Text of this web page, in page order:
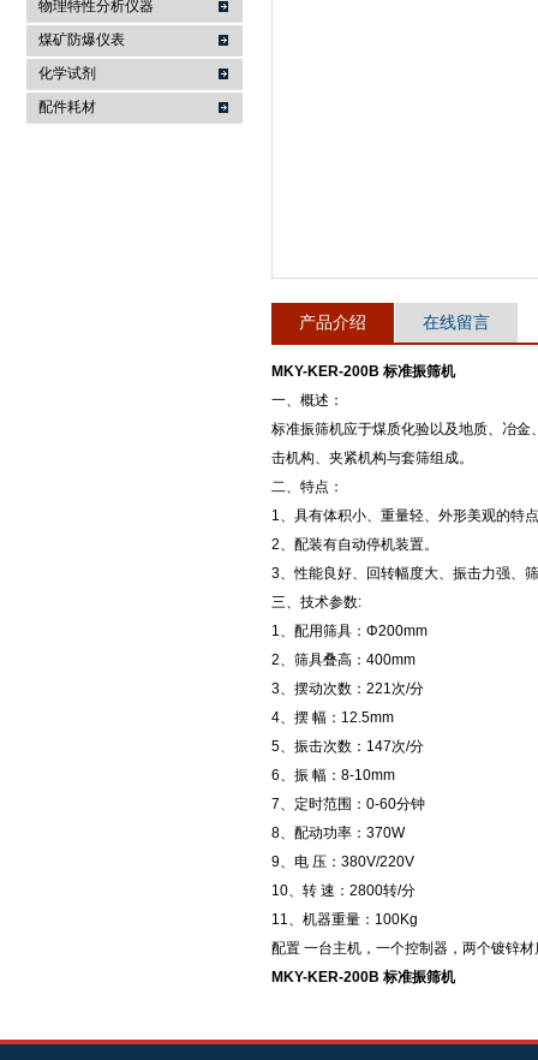
物理特性分析仪器
煤矿防爆仪表
化学试剂
配件耗材
产品介绍 在线留言
MKY-KER-200B 标准振筛机
一、概述：
标准振筛机应于煤质化验以及地质、冶
击机构、夹紧机构与套筛组成。
二、特点：
1、具有体积小、重量轻、外形美观的特
2、配装有自动停机装置。
3、性能良好、回转幅度大、振击力强、
三、技术参数:
1、配用筛具：Φ200mm
2、筛具叠高：400mm
3、摆动次数：221次/分
4、摆 幅：12.5mm
5、振击次数：147次/分
6、振 幅：8-10mm
7、定时范围：0-60分钟
8、配动功率：370W
9、电 压：380V/220V
10、转 速：2800转/分
11、机器重量：100Kg
配置 一台主机，一个控制器，两个镀锌
MKY-KER-200B 标准振筛机